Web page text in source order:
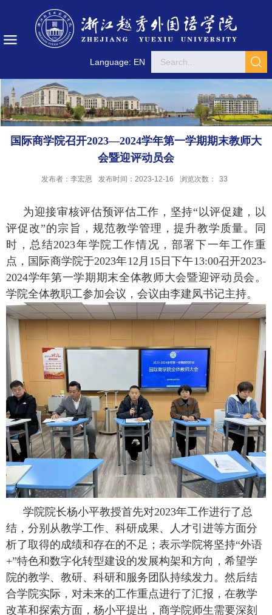
Language: EN
国际商学院召开2023—2024学年第一学期期末教师大
会暨迎评动员会
发布者：李宏恩 发布时间：2023-12-16 浏览次数： 33
为迎接审核评估预评估工作，坚持“以评促建，以
评促改”的宗旨，规范教学管理，提升教学质量。同
时，总结2023年学院工作情况，部署下一年工作重
点，国际商学院于2023年12月15日下午13:00召开2023-
2024学年第一学期期末全体教师大会暨迎评动员会。
学院全体教职工参加会议，会议由李建凤书记主持。
学院院长杨小平教授首先对2023年工作进行了总
结，分别从教学工作、科研成果、人才引进等方面分
析了取得的成绩和存在的不足；表示学院将坚持“外语
+”特色和数字化转型建设的发展构架和方向，希望学
院的教学、教研、科研和服务团队持续发力。然后结
合学院实际，对未来的工作重点进行了汇报，在教学
改革和探索方面，杨小平提出，商学院师生需要深刻